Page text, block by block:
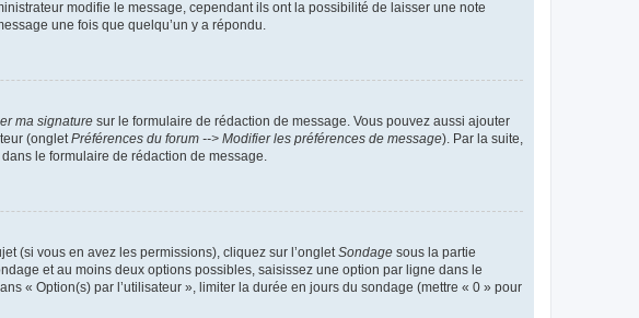
modifie le message, cependant ils ont la possibilité de laisser une note
une fois que quelqu’un y a répondu.
ma signature sur le formulaire de rédaction de message. Vous pouvez aussi ajouter
(onglet Préférences du forum --> Modifier les préférences de message). Par la suite,
dans le formulaire de rédaction de message.
(si vous en avez les permissions), cliquez sur l’onglet Sondage sous la partie
et au moins deux options possibles, saisissez une option par ligne dans le
« Option(s) par l’utilisateur », limiter la durée en jours du sondage (mettre « 0 » pour